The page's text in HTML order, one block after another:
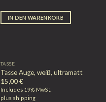
IN DEN WARENKORB
TASSE
Tasse Auge, weiß, ultramatt
15,00€
Includes 19% MwSt.
plus shipping